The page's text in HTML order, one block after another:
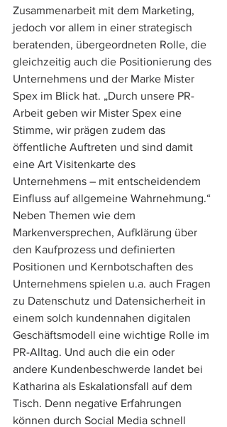
Zusammenarbeit mit dem Marketing,
jedoch vor allem in einer strategisch
beratenden, übergeordneten Rolle, die
gleichzeitig auch die Positionierung des
Unternehmens und der Marke Mister
Spex im Blick hat. „Durch unsere PR-
Arbeit geben wir Mister Spex eine
Stimme, wir prägen zudem das
öffentliche Auftreten und sind damit
eine Art Visitenkarte des
Unternehmens – mit entscheidendem
Einfluss auf allgemeine Wahrnehmung.“
Neben Themen wie dem
Markenversprechen, Aufklärung über
den Kaufprozess und definierten
Positionen und Kernbotschaften des
Unternehmens spielen u.a. auch Fragen
zu Datenschutz und Datensicherheit in
einem solch kundennahen digitalen
Geschäftsmodell eine wichtige Rolle im
PR-Alltag. Und auch die ein oder
andere Kundenbeschwerde landet bei
Katharina als Eskalationsfall auf dem
Tisch. Denn negative Erfahrungen
können durch Social Media schnell